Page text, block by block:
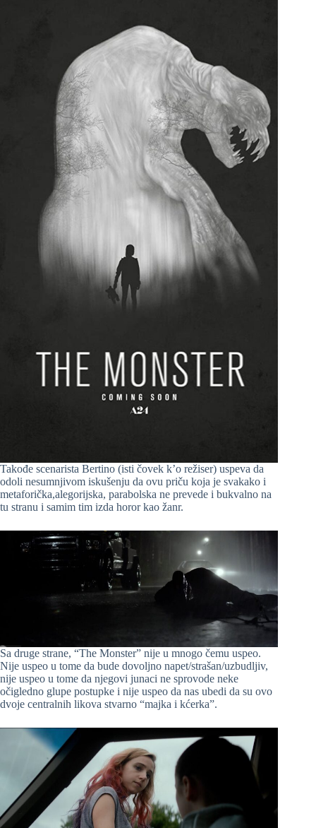
Takođe scenarista Bertino (isti čovek k’o režiser) uspeva da
odoli nesumnjivom iskušenju da ovu priču koja je svakako i
metaforička,alegorijska, parabolska ne prevede i bukvalno na
tu stranu i samim tim izda horor kao žanr.
Sa druge strane, “The Monster” nije u mnogo čemu uspeo.
Nije uspeo u tome da bude dovoljno napet/strašan/uzbudljiv,
nije uspeo u tome da njegovi junaci ne sprovode neke
očigledno glupe postupke i nije uspeo da nas ubedi da su ovo
dvoje centralnih likova stvarno “majka i kćerka”.